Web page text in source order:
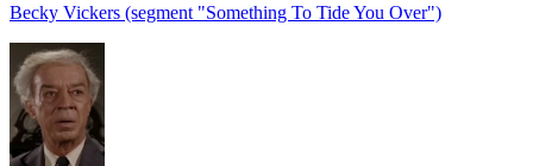
Becky Vickers (segment "Something To Tide You Over")